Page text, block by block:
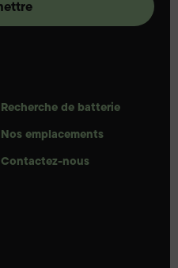
Recherche de batterie
Nos emplacements
Contactez-nous